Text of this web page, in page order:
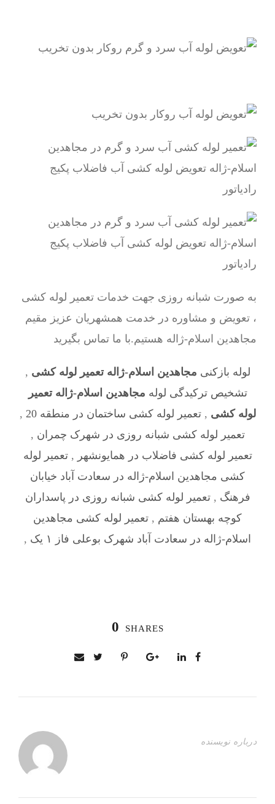
به صورت شبانه روزی جهت خدمات تعمیر لوله کشی
، تعویض و مشاوره در خدمت همشهریان عزیز مقیم
مجاهدین اسلام-ژاله هستیم.با ما تماس بگیرید
لوله بازکنی مجاهدین اسلام-ژاله تعمیر لوله کشی ,
تشخیص ترکیدگی لوله مجاهدین اسلام-ژاله تعمیر
لوله کشی ,تعمیر لوله کشی ساختمان در منطقه 20
,
تعمیر لوله کشی شبانه روزی در شهرک چمران ,
تعمیر لوله کشی فاضلاب در همایونشهر ,تعمیر لوله
کشی مجاهدین اسلام-ژاله در سعادت آباد خیابان
فرهنگ ,تعمیر لوله کشی شبانه روزی در پاسداران
کوچه بهستان هفتم , تعمیر لوله کشی مجاهدین
اسلام-ژاله در سعادت آباد شهرک بوعلی فاز ۱ یک
,
0 SHARES
درباره نویسنده